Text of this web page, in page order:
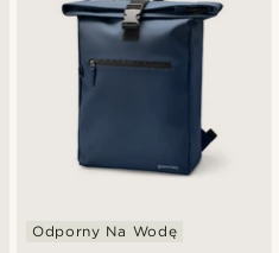
Odporny Na Wodę